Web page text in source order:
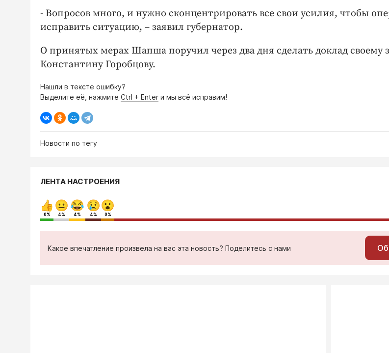
- Вопросов много, и нужно сконцентрировать все свои усилия, чтобы
исправить ситуацию, – заявил губернатор.
О принятых мерах Шапша поручил через два дня сделать доклад своему
Константину Горобцову.
Нашли в тексте ошибку?
Выделите её, нажмите Ctrl + Enter и мы всё исправим!
Новости по тегу
ЛЕНТА НАСТРОЕНИЯ
0% 4% 4% 4% 0%
Какое впечатление произвела на вас эта новость? Поделитесь с нами